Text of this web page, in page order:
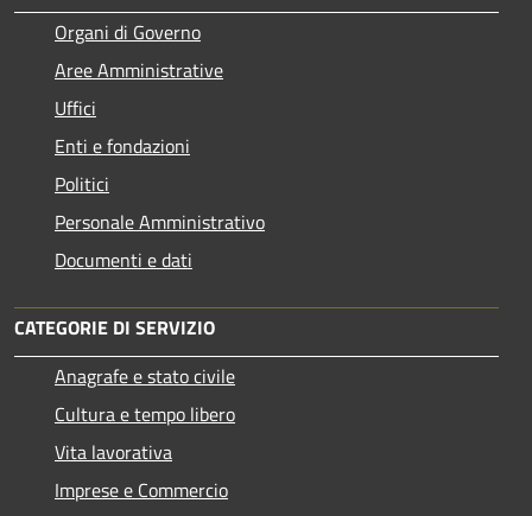
Organi di Governo
Aree Amministrative
Uffici
Enti e fondazioni
Politici
Personale Amministrativo
Documenti e dati
CATEGORIE DI SERVIZIO
Anagrafe e stato civile
Cultura e tempo libero
Vita lavorativa
Imprese e Commercio